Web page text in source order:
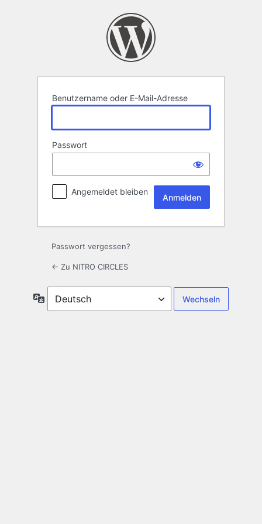
Benutzername oder E-Mail-Adresse
Passwort
Angemeldet bleiben
Passwort vergessen?
← Zu NITRO CIRCLES
Sprache